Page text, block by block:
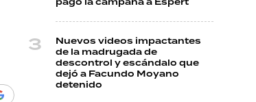
Nuevos videos impactantes
de la madrugada de
descontrol y escándalo que
dejó a Facundo Moyano
detenido